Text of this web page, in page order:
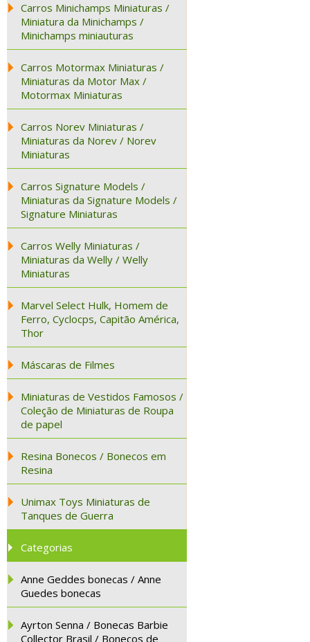
Carros Minichamps Miniaturas /
Miniatura da Minichamps /
Minichamps miniauturas
Carros Motormax Miniaturas /
Miniaturas da Motor Max /
Motormax Miniaturas
Carros Norev Miniaturas /
Miniaturas da Norev / Norev
Miniaturas
Carros Signature Models /
Miniaturas da Signature Models /
Signature Miniaturas
Carros Welly Miniaturas /
Miniaturas da Welly / Welly
Miniaturas
Marvel Select Hulk, Homem de
Ferro, Cyclocps, Capitão América,
Thor
Máscaras de Filmes
Miniaturas de Vestidos Famosos /
Coleção de Miniaturas de Roupa
de papel
Resina Bonecos / Bonecos em
Resina
Unimax Toys Miniaturas de
Tanques de Guerra
Categorias
Anne Geddes bonecas / Anne
Guedes bonecas
Ayrton Senna / Bonecas Barbie
Collector Brasil / Bonecos de